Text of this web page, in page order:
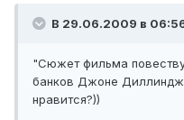
В 29.06.2009 в
"Сюжет фильма
банков Джоне
нравится?))